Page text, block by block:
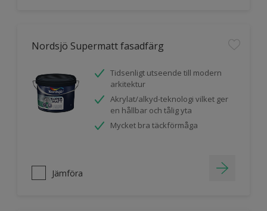
Nordsjö Supermatt fasadfärg
Tidsenligt utseende till modern
arkitektur
Akrylat/alkyd-teknologi vilket ger
en hållbar och tålig yta
Mycket bra täckförmåga
Jämföra